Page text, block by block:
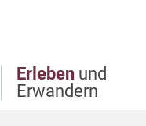
Erleben und
Erwandern